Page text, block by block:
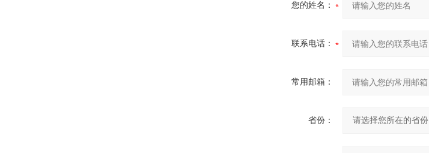
您的姓名：
联系电话：
常用邮箱：
省份：